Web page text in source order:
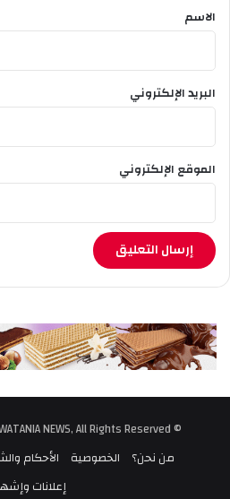
*
الاسم
البريد الإلكتروني
الموقع الإلكتروني
© Copyright 2009 - 2026, WATANIA NEWS, All Rights Reserved
من نحن؟
الخصوصية الأحكام
إعلانات